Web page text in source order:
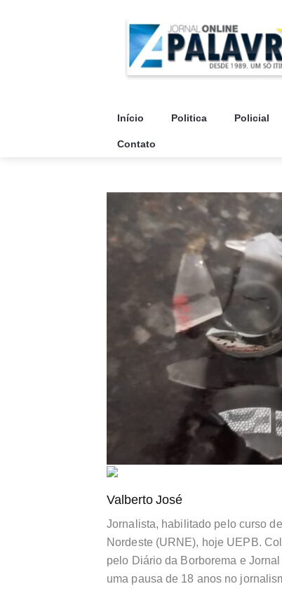
Início Politica Policial
Contato
Valberto José
Jornalista, habilitado pelo curso
Nordeste (URNE), hoje UEPB.
pelo Diário da Borborema e
uma pausa de 18 anos no